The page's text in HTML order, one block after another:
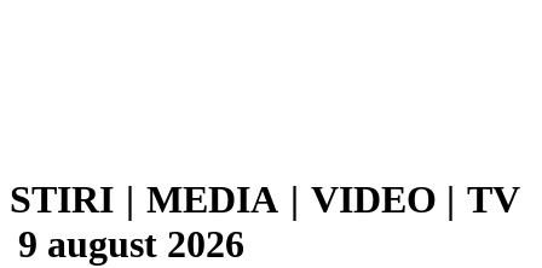
STIRI | MEDIA | VIDEO | TV
9 august 2026